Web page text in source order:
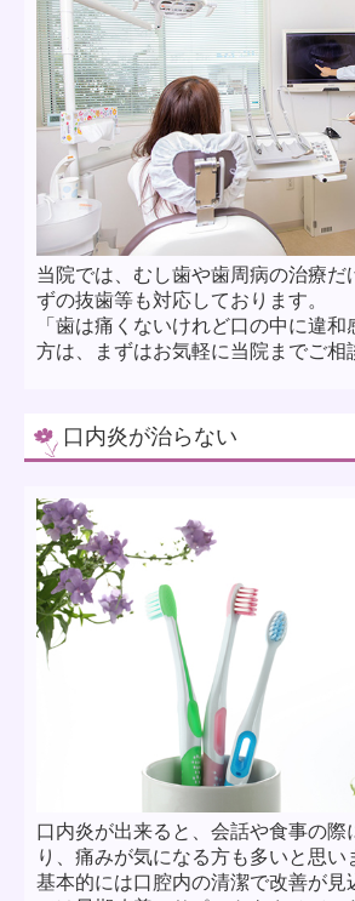
当院では、むし歯や歯周病の治療だ
ずの抜歯等も対応しております。
「歯は痛くないけれど口の中に違和
方は、まずはお気軽に当院までご相
口内炎が治らない
口内炎が出来ると、会話や食事の際
り、痛みが気になる方も多いと思い
基本的には口腔内の清潔で改善が見